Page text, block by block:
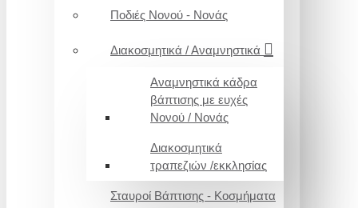
Ποδιές Νονού - Νονάς
Διακοσμητικά / Αναμνηστικά
Αναμνηστικά κάδρα
βάπτισης με ευχές
Νονού / Νονάς
Διακοσμητικά
τραπεζιών /εκκλησίας
Σταυροί Βάπτισης - Κοσμήματα